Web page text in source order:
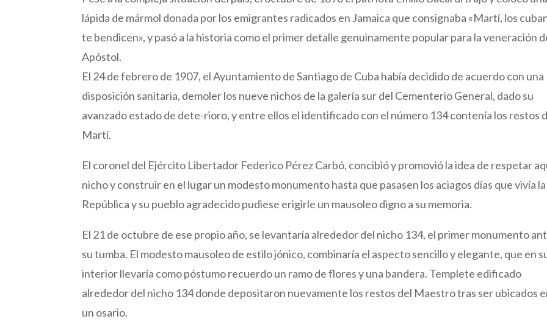
lápida de mármol donada por los emigrantes radicados en Jamaica que consignaba «Martí, los
te bendicen», y pasó a la historia como el primer detalle genuinamente popular para la veneración
Apóstol.
El 24 de febrero de 1907, el Ayuntamiento de Santiago de Cuba había decidido de acuerdo con una
disposición sanitaria, demoler los nueve nichos de la galería sur del Cementerio General, dado su
avanzado estado de dete-rioro, y entre ellos el identificado con el número 134 contenía los restos
Martí.
El coronel del Ejército Libertador Federico Pérez Carbó, concibió y promovió la idea de respetar
nicho y construir en el lugar un modesto monumento hasta que pasasen los aciagos días que vivía la
República y su pueblo agradecido pudiese erigirle un mausoleo digno a su memoria.
El 21 de octubre de ese propio año, se levantaría alrededor del nicho 134, el primer monumento
su tumba. El modesto mausoleo de estilo jónico, combinaría el aspecto sencillo y elegante, que en
interior llevaría como póstumo recuerdo un ramo de flores y una bandera. Templete edificado
alrededor del nicho 134 donde depositaron nuevamente los restos del Maestro tras ser ubicados
un osario.